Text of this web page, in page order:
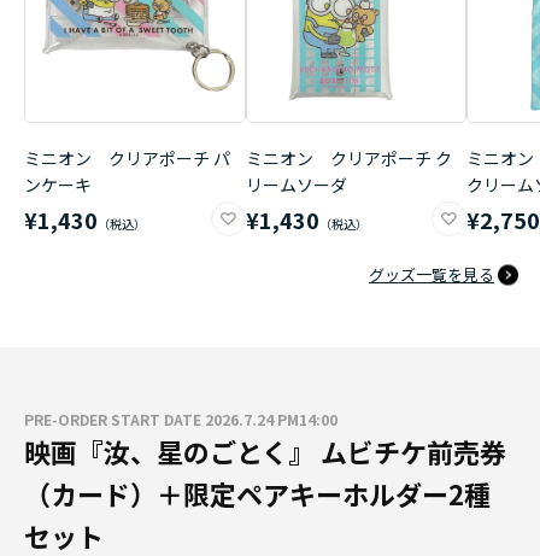
ミニオン クリアポーチ パ
ンケーキ
¥1,430
ミニオン クリアポーチ ク
リームソーダ
¥1,430
ミニオ
クリーム
¥2,750
グッズ一覧を見る
PRE-ORDER START DATE 2026.7.24 PM14:00
映画『汝、星のごとく』 ムビチケ前売券
（カード）＋限定ペアキーホルダー2種
セット